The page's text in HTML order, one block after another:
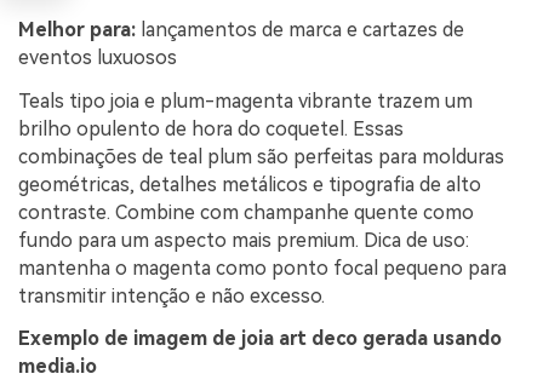
Melhor para: lançamentos de marca e cartazes de
eventos luxuosos
Teals tipo joia e plum-magenta vibrante trazem um
brilho opulento de hora do coquetel. Essas
combinações de teal plum são perfeitas para molduras
geométricas, detalhes metálicos e tipografia de alto
contraste. Combine com champanhe quente como
fundo para um aspecto mais premium. Dica de uso:
mantenha o magenta como ponto focal pequeno para
transmitir intenção e não excesso.
Exemplo de imagem de joia art deco gerada usando
media.io